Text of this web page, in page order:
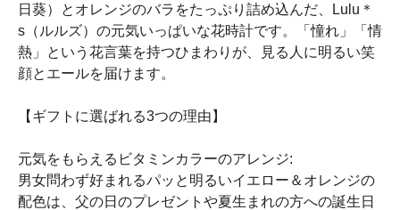
日葵）とオレンジのバラをたっぷり詰め込んだ、Lulu＊
s（ルルズ）の元気いっぱいな花時計です。「憧れ」「情
熱」という花言葉を持つひまわりが、見る人に明るい笑
顔とエールを届けます。
【ギフトに選ばれる3つの理由】
元気をもらえるビタミンカラーのアレンジ:
男女問わず好まれるパッと明るいイエロー＆オレンジの
配色は、父の日のプレゼントや夏生まれの方への誕生日